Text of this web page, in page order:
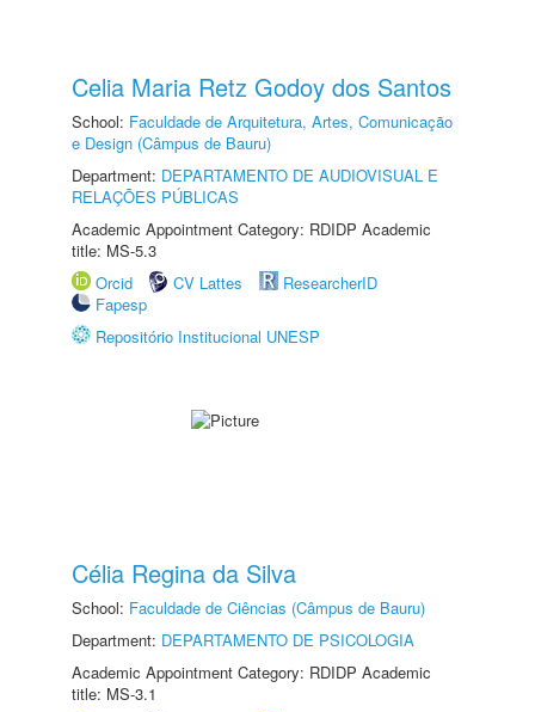
Celia Maria Retz Godoy dos Santos
School: Faculdade de Arquitetura, Artes, Comunicação
e Design (Câmpus de Bauru)
Department: DEPARTAMENTO DE AUDIOVISUAL E
RELAÇÕES PÚBLICAS
Academic Appointment Category: RDIDP Academic
title: MS-5.3
Orcid
CV Lattes
ResearcherID
Fapesp
Repositório Institucional UNESP
Célia Regina da Silva
School: Faculdade de Ciências (Câmpus de Bauru)
Department: DEPARTAMENTO DE PSICOLOGIA
Academic Appointment Category: RDIDP Academic
title: MS-3.1